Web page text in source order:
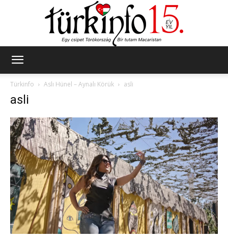
Türkinfo
Aslı Hünel – Aynalı Körük asli
asli